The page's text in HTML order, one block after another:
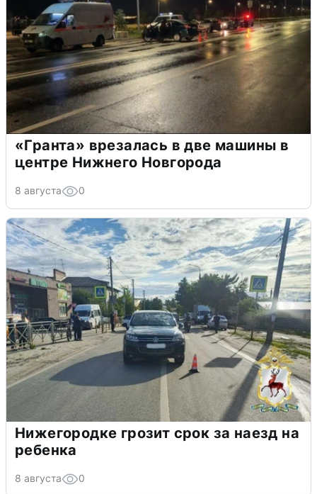
«Гранта» врезалась в две машины в
центре Нижнего Новгорода
8 августа 0
Нижегородке грозит срок за наезд на
ребенка
8 августа 0